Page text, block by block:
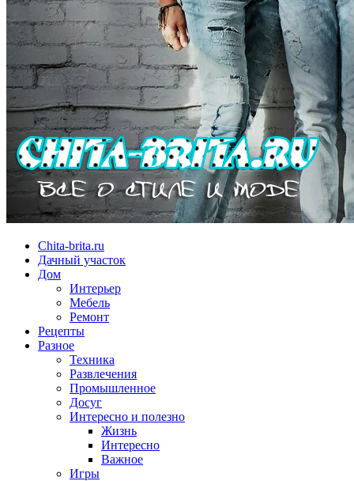
Chita-brita.ru
Дачный участок
Дом
Интерьер
Мебель
Ремонт
Рецепты
Разное
Техника
Развлечения
Промышленное
Досуг
Интересно и полезно
Жизнь
Интересно
Важное
Игры